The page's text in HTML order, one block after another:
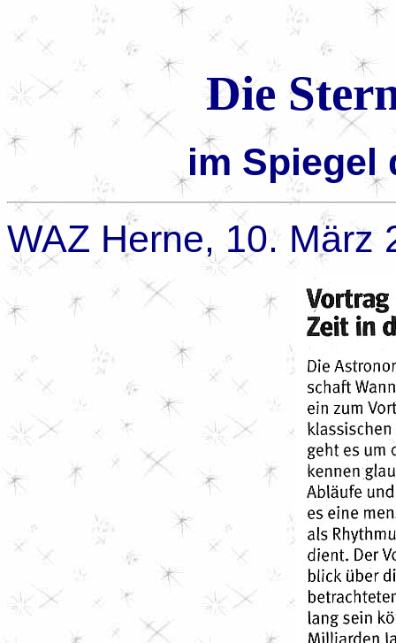
Die
im Spiegel
WAZ Herne, 10. März